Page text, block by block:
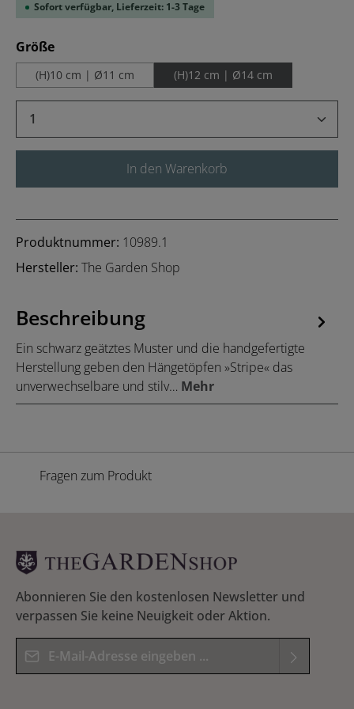
Sofort verfügbar, Lieferzeit: 1-3 Tage
Größeauswählen
(H)10 cm | Ø11 cm (H)12 cm | Ø14 cm
Produkt Anzahl: Gib den gewünschten
In den Warenkorb
Produktnummer: 10989.1
Hersteller: The Garden Shop
Beschreibung
Ein schwarz geätztes Muster und die handgefertigte
Herstellung geben den Hängetöpfen »Stripe« das
unverwechselbare und stilv… Mehr
Fragen zum Produkt
Abonnieren Sie den kostenlosen Newsletter und
verpassen Sie keine Neuigkeit oder Aktion.
E-Mail-Adresse*